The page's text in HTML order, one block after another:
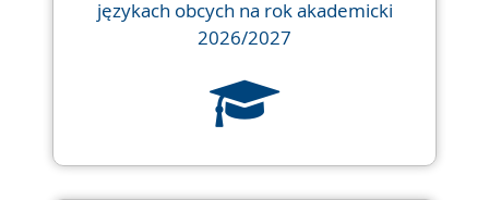
językach obcych na rok akademicki
2026/2027